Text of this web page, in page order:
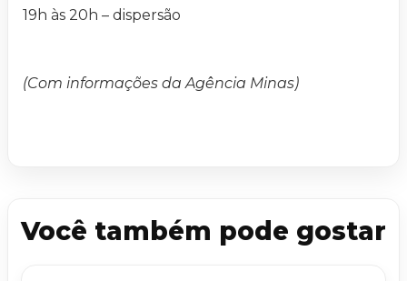
19h às 20h – dispersão
(Com informações da Agência Minas)
Você também pode gostar